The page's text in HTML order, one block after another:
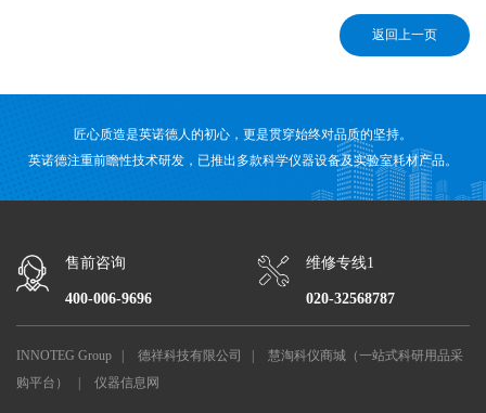
返回上一页
匠心质造是英诺德人的初心，更是贯穿始终对品质的坚持。
英诺德注重前瞻性技术研发，已推出多款科学仪器设备及实验室耗材产品。
售前咨询
400-006-9696
维修专线1
020-32568787
INNOTEG Group 德祥科技有限公司
慧淘科仪商城（一站式科研用品采
购平台）
仪器信息网